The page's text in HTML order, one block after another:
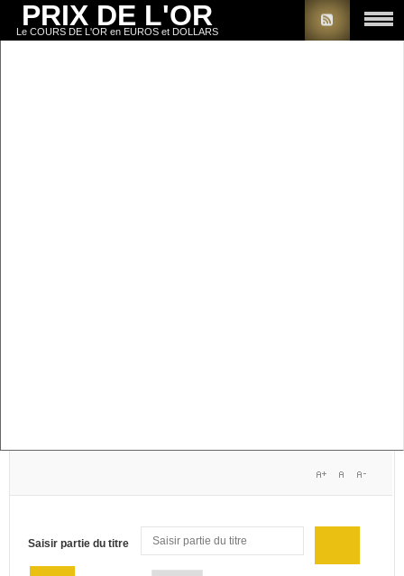
PRIX DE L'OR
Le COURS DE L'OR en EUROS et DOLLARS
Saisir partie du titre